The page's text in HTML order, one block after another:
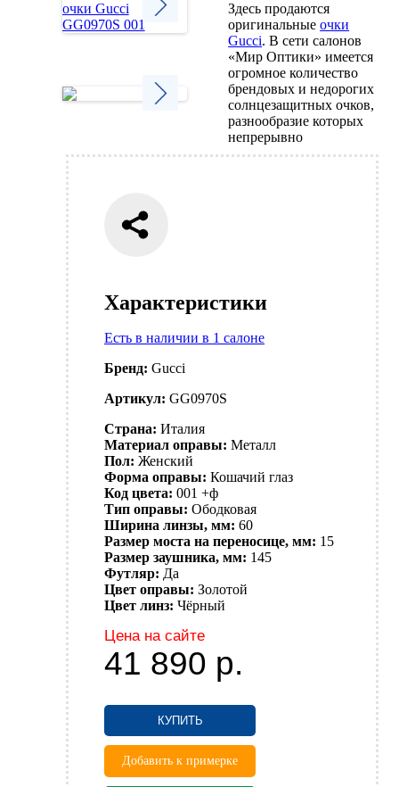
Характеристики
Есть в наличии в 1 салоне
Бренд: Gucci
Артикул: GG0970S
Страна: Италия
Материал оправы: Металл
Пол: Женский
Форма оправы: Кошачий глаз
Код цвета: 001 +ф
Тип оправы: Ободковая
Ширина линзы, мм: 60
Размер моста на переносице, мм: 15
Размер заушника, мм: 145
Футляр: Да
Цвет оправы: Золотой
Цвет линз: Чёрный
Цена на сайте
41 890 р.
КУПИТЬ
Добавить к примерке
Здесь продаются
оригинальныеочки
Gucci. В сети салонов
«Мир Оптики» имеется
огромное количество
брендовых и недорогих
солнцезащитных очков,
разнообразие которых
непрерывно